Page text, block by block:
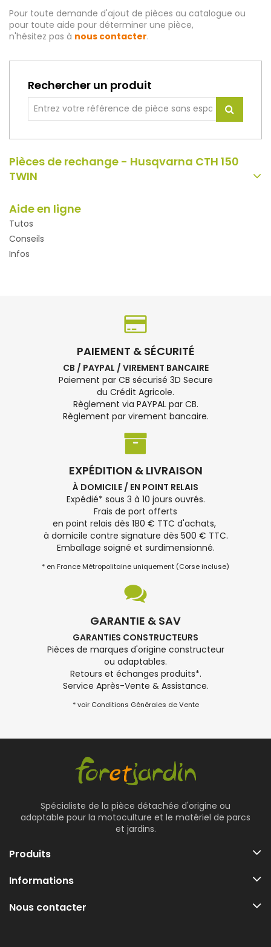
Pour toute demande d'ajout de pièces au catalogue ou
pour toute aide pour déterminer une pièce,
n'hésitez pas à nous contacter.
Rechercher un produit
Pièces de rechange - Husqvarna CTH 150
TWIN
Aide en ligne
Tutos
Conseils
Infos
PAIEMENT & SÉCURITÉ
CB / PAYPAL / VIREMENT BANCAIRE
Paiement par CB sécurisé 3D Secure
du Crédit Agricole.
Règlement via PAYPAL par CB.
Règlement par virement bancaire.
EXPÉDITION & LIVRAISON
À DOMICILE / EN POINT RELAIS
Expédié* sous 3 à 10 jours ouvrés.
Frais de port offerts
en point relais dès 180 € TTC d'achats,
à domicile contre signature dès 500 € TTC.
Emballage soigné et surdimensionné.
* en France Métropolitaine uniquement (Corse incluse)
GARANTIE & SAV
GARANTIES CONSTRUCTEURS
Pièces de marques d'origine constructeur
ou adaptables.
Retours et échanges produits*.
Service Après-Vente & Assistance.
* voir Conditions Générales de Vente
Spécialiste de la pièce détachée d'origine ou
adaptable pour la motoculture et le matériel de parcs
et jardins.
Produits
Informations
Nous contacter